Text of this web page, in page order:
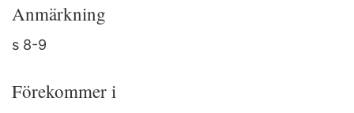
Anmärkning
s 8-9
Förekommer i